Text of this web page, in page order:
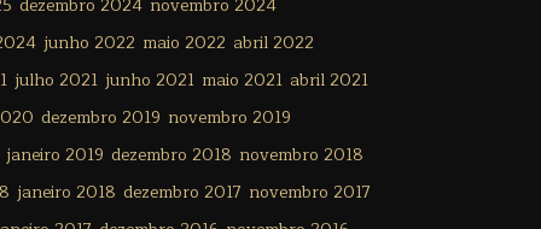
junho 2022 maio 2022 abril 2022
julho 2021 junho 2021 maio 2021 abril 2021
dezembro 2019 novembro 2019
janeiro 2019 dezembro 2018 novembro 2018
janeiro 2018 dezembro 2017 novembro 2017